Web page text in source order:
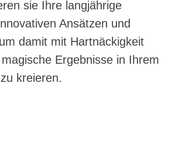
sie Ihre langjährige
Ansätzen und
damit mit Hartnäckigkeit
Ergebnisse in Ihrem
kreieren.